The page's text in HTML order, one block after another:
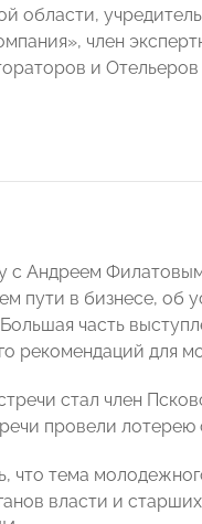
области,
член
и Отельеров
с Андреем
пути в бизнесе, об
часть
рекомендаций для
стал член
провели
что тема
власти и